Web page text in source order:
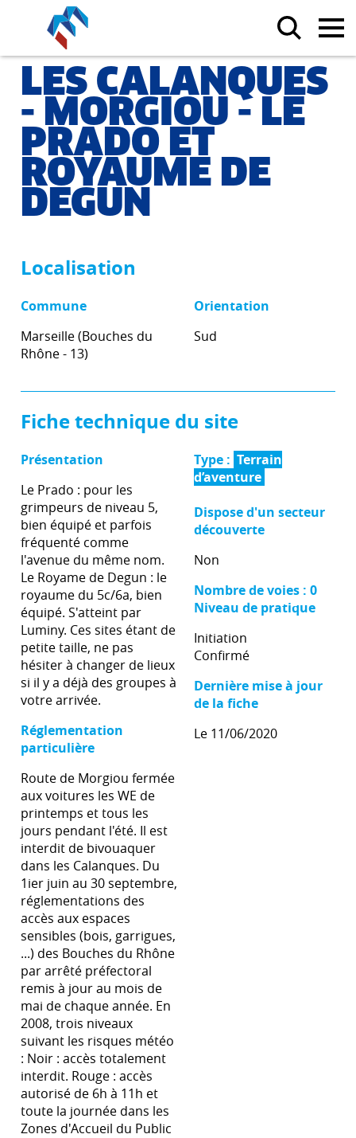
LES CALANQUES
- MORGIOU - LE
PRADO ET
ROYAUME DE
DEGUN
Localisation
Commune
Marseille (Bouches du
Rhône - 13)
Orientation
Sud
Fiche technique du site
Présentation
Le Prado : pour les
grimpeurs de niveau 5,
bien équipé et parfois
fréquenté comme
l'avenue du même nom.
Le Royame de Degun : le
royaume du 5c/6a, bien
équipé. S'atteint par
Luminy. Ces sites étant de
petite taille, ne pas
hésiter à changer de lieux
si il y a déjà des groupes à
votre arrivée.
Réglementation
particulière
Route de Morgiou fermée
aux voitures les WE de
printemps et tous les
jours pendant l'été. Il est
interdit de bivouaquer
dans les Calanques. Du
1ier juin au 30 septembre,
réglementations des
accès aux espaces
sensibles (bois, garrigues,
...) des Bouches du Rhône
par arrêté préfectoral
remis à jour au mois de
mai de chaque année. En
2008, trois niveaux
suivant les risques météo
: Noir : accès totalement
interdit. Rouge : accès
autorisé de 6h à 11h et
toute la journée dans les
Zones d'Accueil du Public
Type : Terrain
d’aventure
Dispose d'un secteur
découverte
Non
Nombre de voies : 0
Niveau de pratique
Initiation
Confirmé
Dernière mise à jour
de la fiche
Le 11/06/2020